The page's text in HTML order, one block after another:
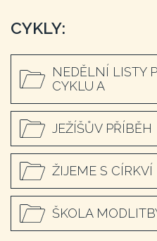
CYKLY:
NEDĚLNÍ LISTY
CYKLU A
JEŽÍŠŮV PŘÍBĚH
ŽIJEME S CÍRKVÍ
ŠKOLA